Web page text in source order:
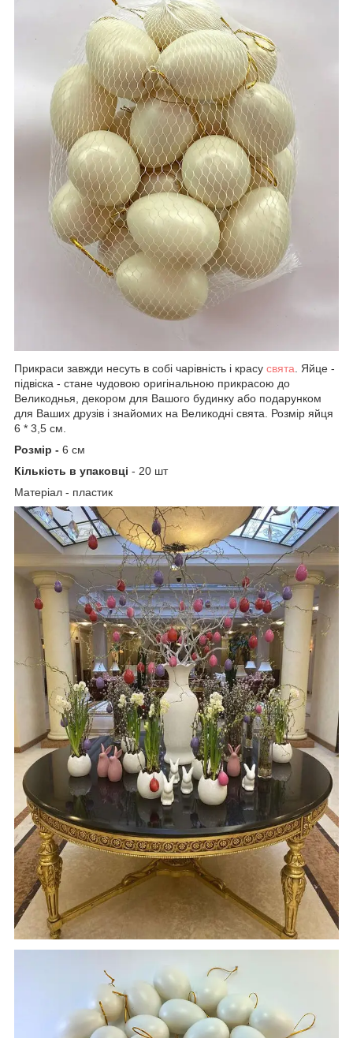
Прикраси завжди несуть в собі чарівність і красу свята . Яйце -
підвіска - стане чудовою оригінальною прикрасою до
Великоднья, декором для Вашого будинку або подарунком
для Ваших друзів і знайомих на Великодні свята. Розмір яйця
6 * 3,5 см.
Розмір - 6 см
Кількість в упаковці - 20 шт
Матеріал - пластик